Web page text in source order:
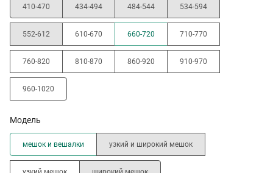
410-470 434-494 484-544 534-594
552-612 610-670 660-720 710-770
760-820 810-870 860-920 910-970
960-1020
Модель
мешок и вешалки узкий и широкий мешок